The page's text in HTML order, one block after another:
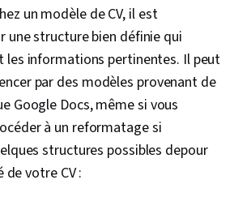
un modèle de CV, il est
une structure bien définie qui
les informations pertinentes. Il peut
par des modèles provenant de
Google Docs, même si vous
à un reformatage si
structures possibles depour
votre CV :